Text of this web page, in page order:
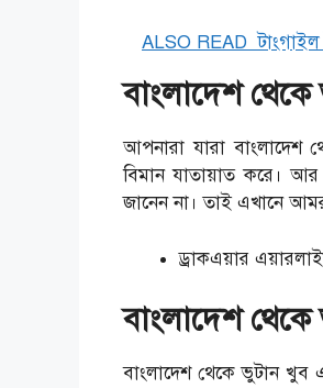
ALSO READ
বাংলাদেশ
আপনারা যারা বাংলাদেশ
বিমান যাতায়াত করে।
জানেন না। তাই এখানে
ড্রাকএয়ার
বাংলাদেশ
বাংলাদেশ থেকে ভুটান খুব